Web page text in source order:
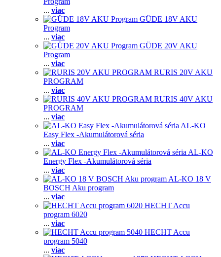
... viac
GÜDE 18V AKU
Program
... viac
GÜDE 20V AKU
Program
... viac
RURIS 20V AKU
PROGRAM
... viac
RURIS 40V AKU
PROGRAM
... viac
AL-KO
Easy Flex -Akumulátorová séria
... viac
AL-KO
Energy Flex -Akumulátorová séria
... viac
AL-KO 18 V
BOSCH Aku program
... viac
HECHT Accu
program 6020
... viac
HECHT Accu
program 5040
... viac